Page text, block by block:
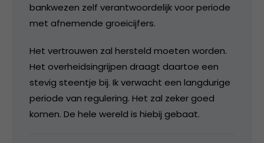
bankwezen zelf verantwoordelijk voor periode
met afnemende groeicijfers.
Het vertrouwen zal hersteld moeten worden.
Het overheidsingrijpen draagt daartoe een
stevig steentje bij. Ik verwacht een langdurige
periode van regulering. Het zal zeker goed
komen. De hele wereld is hiebij gebaat.